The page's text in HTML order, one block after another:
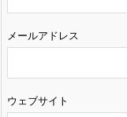
メールアドレス
ウェブサイト